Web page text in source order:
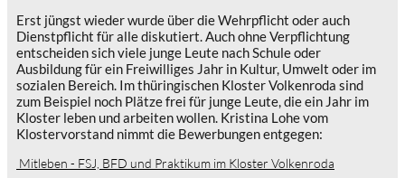
Erst jüngst wieder wurde über die Wehrpflicht oder auch
Dienstpflicht für alle diskutiert. Auch ohne Verpflichtung
entscheiden sich viele junge Leute nach Schule oder
Ausbildung für ein Freiwilliges Jahr in Kultur, Umwelt oder im
sozialen Bereich. Im thüringischen Kloster Volkenroda sind
zum Beispiel noch Plätze frei für junge Leute, die ein Jahr im
Kloster leben und arbeiten wollen. Kristina Lohe vom
Klostervorstand nimmt die Bewerbungen entgegen:
Mitleben - FSJ, BFD und Praktikum im Kloster Volkenroda